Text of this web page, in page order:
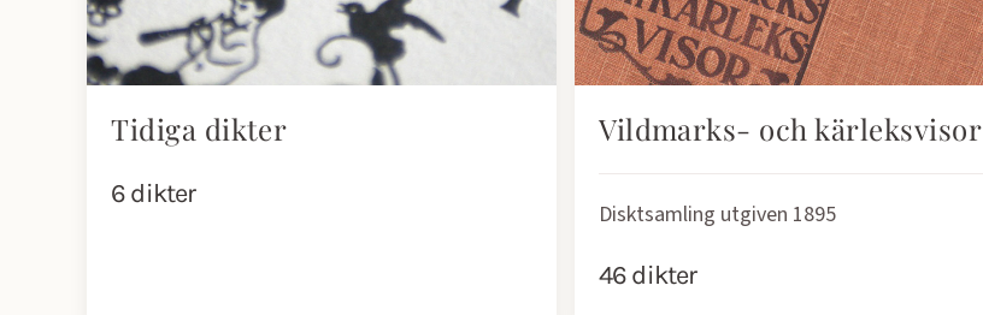
Tidiga dikter
6 dikter
Vildmarks- och kärleksvisor
Disktsamling utgiven 1895
46 dikter